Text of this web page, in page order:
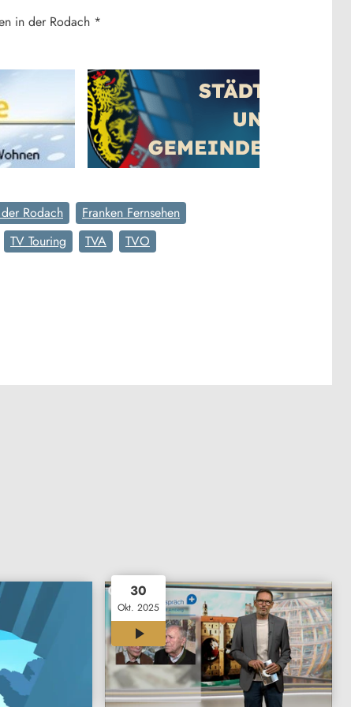
in der Rodach *
Rodach
Franken Fernsehen
TV Touring TVA
TVO
30
Okt. 2025
23:51